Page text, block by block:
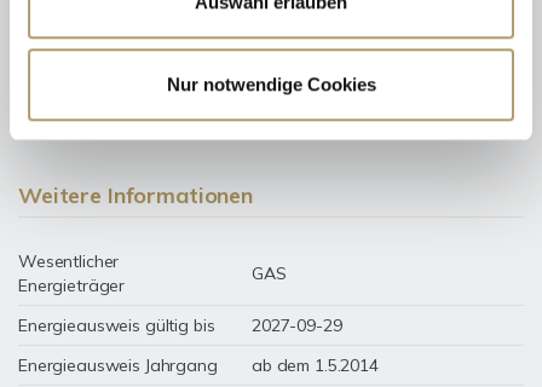
Nur notwendige Cookies
14 kWh / (m²*a)
Weitere Informationen
Wesentlicher
Energieträger
GAS
Energieausweis gültig bis
2027-09-29
Energieausweis Jahrgang
ab dem 1.5.2014